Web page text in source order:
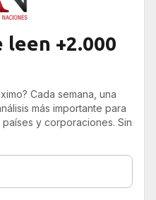
+2.000
Cada semana, una
más importante para
y corporaciones. Sin